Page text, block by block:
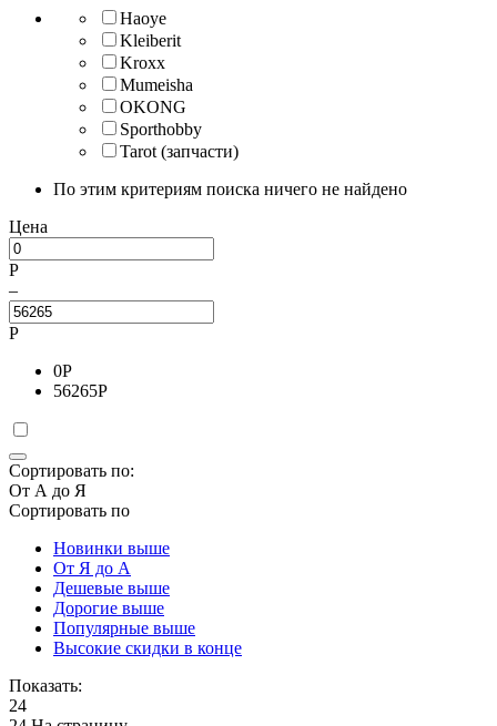
Haoye
Kleiberit
Kroxx
Mumeisha
OKONG
Sporthobby
Tarot (запчасти)
По этим критериям поиска ничего не найдено
Цена
Р
–
Р
0Р
56265Р
Сортировать по:
От А до Я
Сортировать по
Новинки выше
От Я до А
Дешевые выше
Дорогие выше
Популярные выше
Высокие скидки в конце
Показать:
24